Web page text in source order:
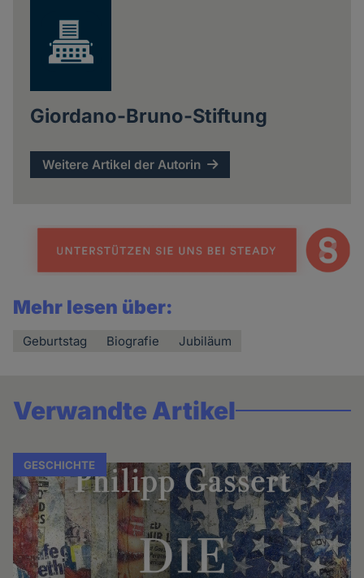
Giordano-Bruno-Stiftung
Weitere Artikel der Autorin
Mehr lesen über:
Geburtstag Biografie Jubiläum
Verwandte Artikel
GESCHICHTE